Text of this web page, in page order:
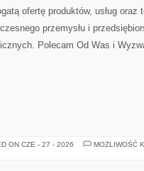
ofertę produktów, usług oraz
przemysłu i
Polecam Od Was i
ON CZE - 27 - 2026
MOŻLIWOŚĆ